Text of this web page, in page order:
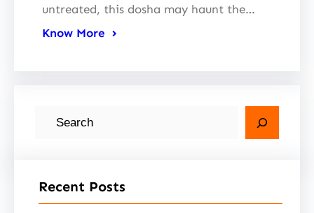
untreated, this dosha may haunt the…
Know More
Recent Posts